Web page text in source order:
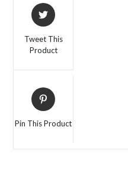
Tweet This
Product
Pin This Product